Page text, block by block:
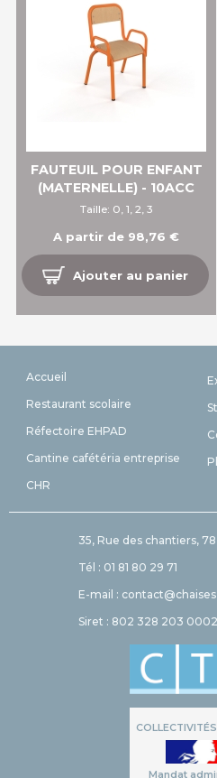
FAUTEUIL POUR ENFANT
(MATERNELLE) - 10ACC
Taille: 0, 1, 2, 3
A partir de 98,76 €
Ajouter au panier
Accueil
Restaurant scolaire
Réfectoire EHPAD
Cantine cafétéria entreprise
CHR
35, Rue des chantiers,
Tél : 01 81 80 29 71
E-mail :
Siret : 802 328 203
Mandat